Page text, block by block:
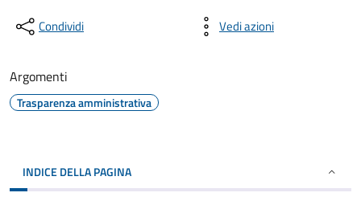
Condividi Vedi azioni
Argomenti
Trasparenza amministrativa
INDICE DELLA PAGINA